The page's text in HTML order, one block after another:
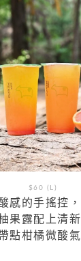
$60 (L)
感的手搖控
果露配上清
點柑橘微酸